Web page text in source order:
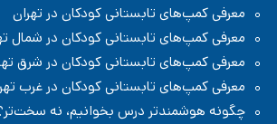
معرفی کمپ‌های تابستانی کودکان در تهران
معرفی کمپ‌های تابستانی کودکان در شمال
معرفی کمپ‌های تابستانی کودکان در شرق
معرفی کمپ‌های تابستانی کودکان در غرب
چگونه هوشمندتر درس بخوانیم، نه